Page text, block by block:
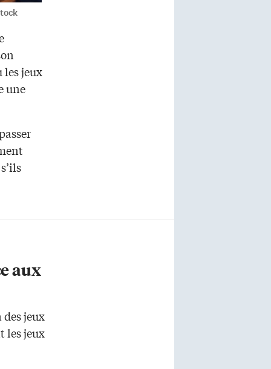
les jeux
une
aux
jeux
les jeux